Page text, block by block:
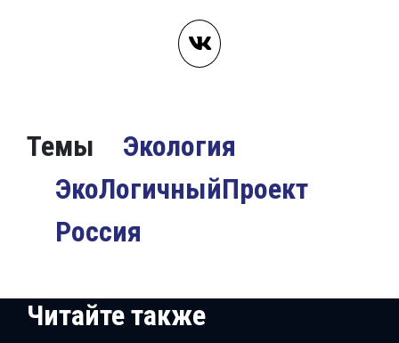
Темы
Экология
ЭкоЛогичныйПроект
Россия
Читайте также